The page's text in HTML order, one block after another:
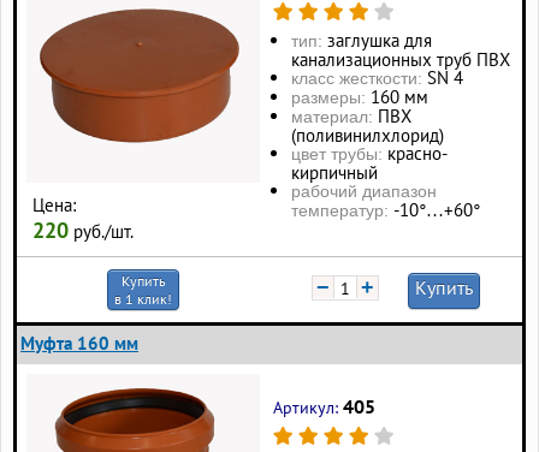
Цена:
220 руб./шт.
тип: заглушка для
канализационных труб ПВХ
класс жесткости: SN 4
размеры: 160 мм
материал: ПВХ
(поливинилхлорид)
цвет трубы: красно-
кирпичный
рабочий диапазон
температур: -10°…+60°
Купить
в 1 клик!
− + Купить
Муфта 160 мм
Артикул: 405